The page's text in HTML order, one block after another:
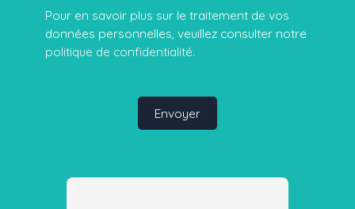
Pour en savoir plus sur le traitement de vos
données personnelles, veuillez consulter notre
politique de confidentialité.
Envoyer